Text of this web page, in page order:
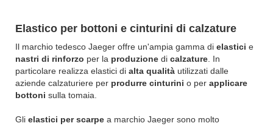
Elastico per bottoni e cinturini di calzature
Il marchio tedesco Jaeger offre un'ampia gamma di elastici e
nastri di rinforzo per la produzione di calzature . In
particolare realizza elastici di alta qualità utilizzati dalle
aziende calzaturiere per produrre cinturini o per applicare
bottoni sulla tomaia.
Gli elastici per scarpe a marchio Jaeger sono molto